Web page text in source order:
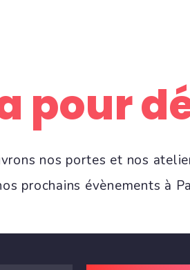
pour
nos portes et nos
prochains évènements à